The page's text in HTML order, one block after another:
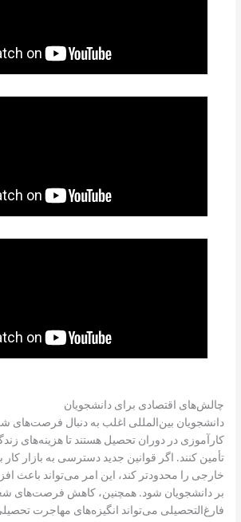
چالش‌های اقتصادی برای دانشجویان
دانشجویان بین‌المللی اغلب به دنبال فرصت‌های
کارآموزی در دوران تحصیل هستند تا هزینه‌های
تأمین کنند. اگر قوانین جدید دسترسی به بازار کار
خارجی را محدودتر کند، این امر می‌تواند باعث
بر دانشجویان شود. همچنین، کاهش فرصت‌های
فارغ‌التحصیلی می‌تواند انگیزه‌های مهاجرت